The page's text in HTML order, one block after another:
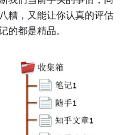
糟，又能让你认真的评估
的都是精品。